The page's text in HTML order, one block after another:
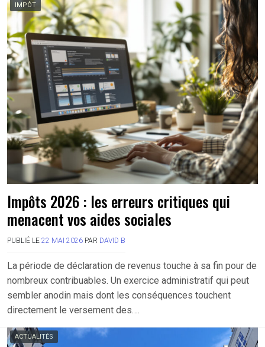
IMPÔT
Impôts 2026 : les erreurs critiques qui
menacent vos aides sociales
PUBLIÉ LE 22 MAI 2026 PAR DAVID B
La période de déclaration de revenus touche à sa fin pour de
nombreux contribuables. Un exercice administratif qui peut
sembler anodin mais dont les conséquences touchent
directement le versement des….
ACTUALITÉS